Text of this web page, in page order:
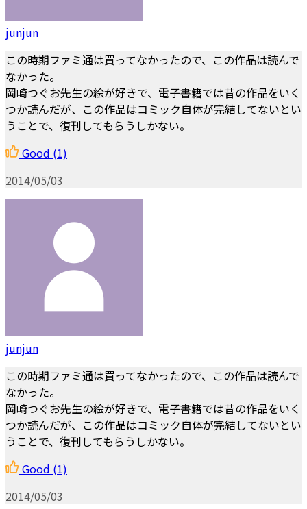
junjun
この時期ファミ通は買ってなかったので、この作品は読んで
なかった。
岡崎つぐお先生の絵が好きで、電子書籍では昔の作品をいく
つか読んだが、この作品はコミック自体が完結してないとい
うことで、復刊してもらうしかない。
Good (1)
2014/05/03
junjun
この時期ファミ通は買ってなかったので、この作品は読んで
なかった。
岡崎つぐお先生の絵が好きで、電子書籍では昔の作品をいく
つか読んだが、この作品はコミック自体が完結してないとい
うことで、復刊してもらうしかない。
Good (1)
2014/05/03